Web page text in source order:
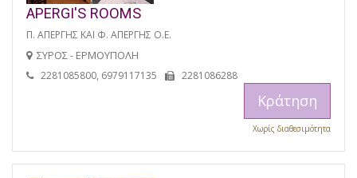
APERGI'S ROOMS
Π. ΑΠΕΡΓΗΣ ΚΑΙ Φ. ΑΠΕΡΓΗΣ Ο.Ε.
ΣΥΡΟΣ - ΕΡΜΟΥΠΟΛΗ
2281085800, 6979117135 2281086288
Κράτηση
Χωρίς διαθεσιμότητα